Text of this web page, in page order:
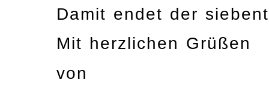
Damit endet der
Mit herzlichen Grüßen
von